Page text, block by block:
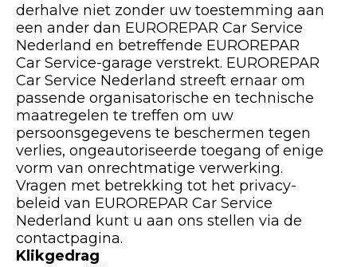
derhalve niet zonder uw toestemming aan
een ander dan EUROREPAR Car Service
Nederland en betreffende EUROREPAR
Car Service-garage verstrekt. EUROREPAR
Car Service Nederland streeft ernaar om
passende organisatorische en technische
maatregelen te treffen om uw
persoonsgegevens te beschermen tegen
verlies, ongeautoriseerde toegang of enige
vorm van onrechtmatige verwerking.
Vragen met betrekking tot het privacy-
beleid van EUROREPAR Car Service
Nederland kunt u aan ons stellen via de
contactpagina.
Klikgedrag